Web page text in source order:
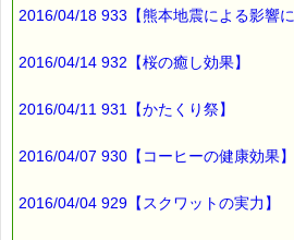
2016/04/18 933【熊本地震による影響に
2016/04/14 932【桜の癒し効果】
2016/04/11 931【かたくり祭】
2016/04/07 930【コーヒーの健康効果】
2016/04/04 929【スクワットの実力】